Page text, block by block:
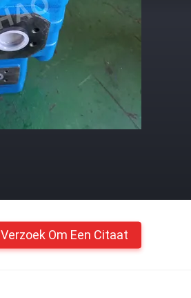
Verzoek Om Een Citaat